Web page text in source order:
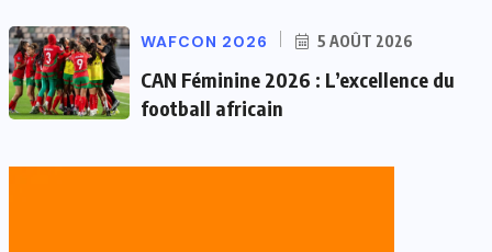
WAFCON 2026 5 AOÛT 2026
CAN Féminine 2026 : L’excellence du
football africain